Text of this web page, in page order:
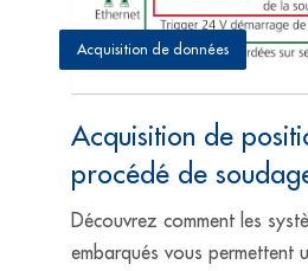
Acquisition de données
Acquisition de
procédé de
Découvrez comment les
embarqués vous permettent